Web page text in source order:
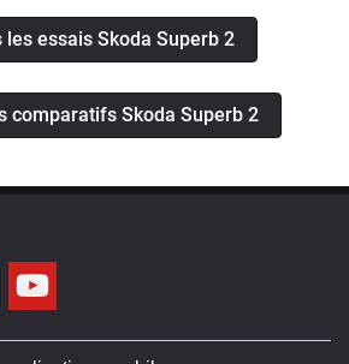
les essais Skoda Superb 2
comparatifs Skoda Superb 2